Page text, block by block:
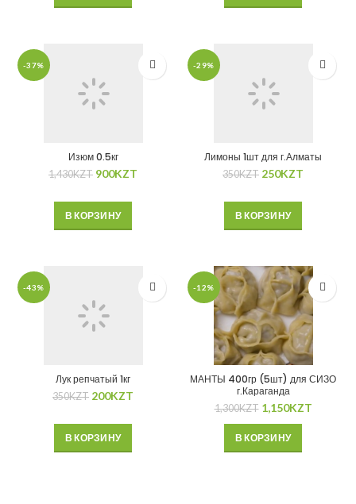
-37%
Изюм 0.5кг
1,430KZT 900KZT
В КОРЗИНУ
-29%
Лимоны 1шт для г.Алматы
350KZT 250KZT
В КОРЗИНУ
-43%
Лук репчатый 1кг
350KZT 200KZT
В КОРЗИНУ
-12%
МАНТЫ 400гр (5шт) для СИЗО
г.Караганда
1,300KZT 1,150KZT
В КОРЗИНУ